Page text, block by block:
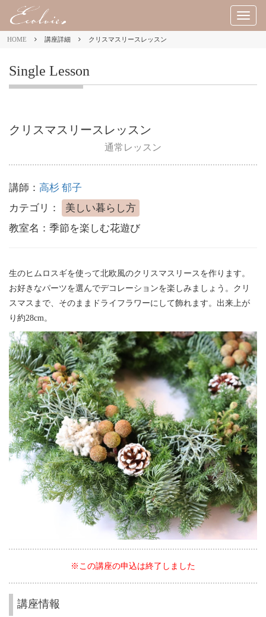
M
E
HOME 講座詳細 クリスマスリースレッスン
Single Lesson
クリスマスリースレッスン
通常レッスン
講師： 高杉 郁子
カテゴリ：
美しい暮らし方
教室名： 季節を楽しむ花遊び
生のヒムロスギを使って北欧風のクリスマスリースを作ります。
お好きなパーツを選んでデコレーションを楽しみましょう。クリ
スマスまで、そのままドライフラワーにして飾れます。出来上が
り約28cm。
※この講座の申込は終了しました
講座情報